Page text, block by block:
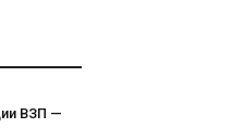
ВЗП —